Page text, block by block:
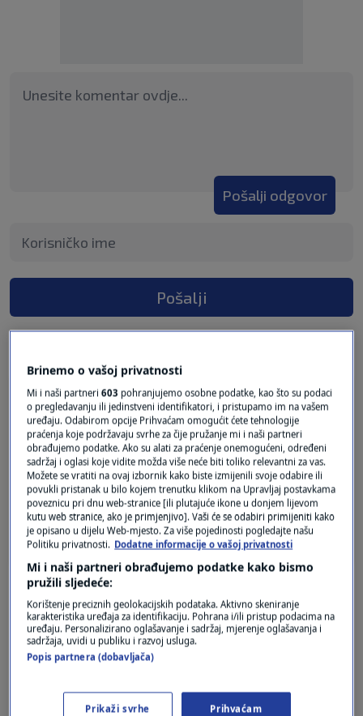
Pošalji odgovor
Pošalji
prije 7 mjeseci
Jux
Struka otkriva ono što i najnepismeniji seljo zna
od malih nogu: Da snijeg štiti usjeve od leda. Je li
stvarno trošimo toliko para na školovanje
"stručnjaka" da bi nam prodavali mlaku vodu?
Odgovor
Brinemo o vašoj privatnosti
Mi i naši partneri603 pohranjujemo osobne podatke, kao što su podaci
o pregledavanju ili jedinstveni identifikatori, i pristupamo im na vašem
uređaju. Odabirom opcije Prihvaćam omogućit ćete tehnologije
praćenja koje podržavaju svrhe za čije pružanje mi i naši partneri
obrađujemo podatke. Ako su alati za praćenje onemogućeni, određeni
sadržaj i oglasi koje vidite možda više neće biti toliko relevantni za vas.
Možete se vratiti na ovaj izbornik kako biste izmijenili svoje odabire ili
povukli pristanak u bilo kojem trenutku klikom na Upravljaj postavkama
poveznicu pri dnu web-stranice [ili plutajuće ikone u donjem lijevom
kutu web stranice, ako je primjenjivo]. Vaši će se odabiri primijeniti kako
je opisano u dijelu Web-mjesto. Za više pojedinosti pogledajte našu
Politiku privatnosti. Dodatne informacije o vašoj privatnosti
Mi i naši partneri obrađujemo podatke kako bismo
pružili sljedeće:
Korištenje preciznih geolokacijskih podataka. Aktivno skeniranje
karakteristika uređaja za identifikaciju. Pohrana i/ili pristup podacima na
uređaju. Personalizirano oglašavanje i sadržaj, mjerenje oglašavanja i
sadržaja, uvidi u publiku i razvoj usluga.
Popis partnera (dobavljača)
Prikaži svrhe Prihvaćam